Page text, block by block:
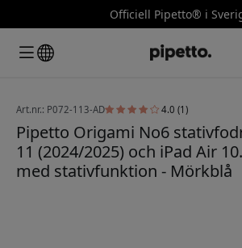
Officiell Pipetto® i
Art.nr.: P072-113-AD 4.0 (1)
Pipetto Origami No6
11 (2024/2025) och iPad Air
med stativfunktion - Mörkblå